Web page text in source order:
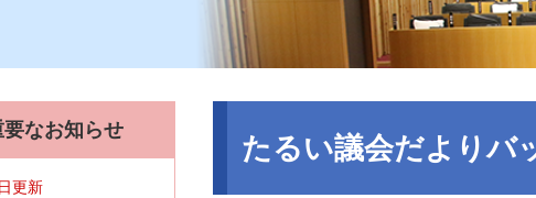
たるい議会だより
要なお知らせ
更新